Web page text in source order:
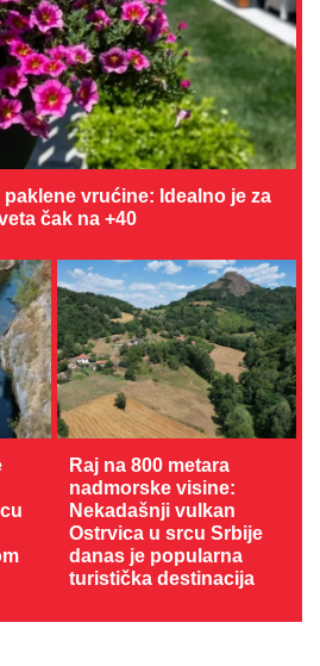
vrućine: Idealno je za
čak na +40
Raj na 800 metara
nadmorske visine:
Nekadašnji vulkan
Ostrvica u srcu Srbije
danas je popularna
turistička destinacija